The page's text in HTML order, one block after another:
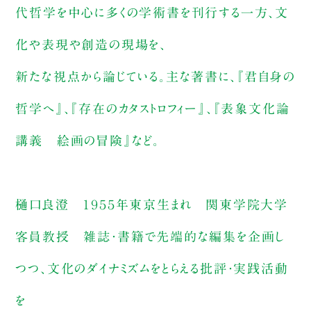
代哲学を中心に多くの学術書を刊行する一方、文
化や表現や創造の現場を、
新たな視点から論じている。主な著書に、『君自身の
哲学へ』、『存在のカタストロフィー』、『表象文化論
講義 絵画の冒険』など。
樋口良澄 １９５５年東京生まれ 関東学院大学
客員教授 雑誌・書籍で先端的な編集を企画し
つつ、文化のダイナミズムをとらえる批評・実践活動
を